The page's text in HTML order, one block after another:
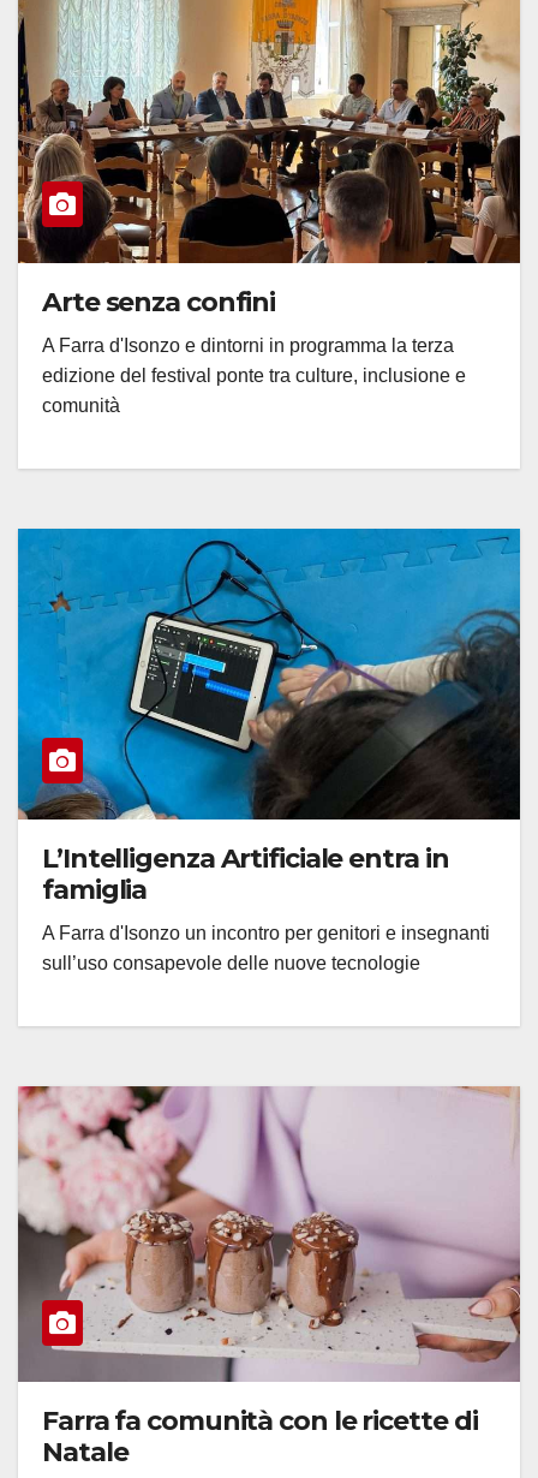
Arte senza confini
A Farra d'Isonzo e dintorni in programma la terza
edizione del festival ponte tra culture, inclusione e
comunità
L’Intelligenza Artificiale entra in
famiglia
A Farra d'Isonzo un incontro per genitori e insegnanti
sull’uso consapevole delle nuove tecnologie
Farra fa comunità con le ricette di
Natale